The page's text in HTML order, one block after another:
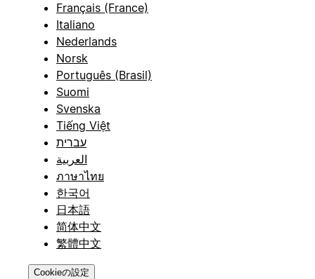
Français (France)
Italiano
Nederlands
Norsk
Português (Brasil)
Suomi
Svenska
Tiếng Việt
עברית
العربية
ภาษาไทย
한국어
日本語
简体中文
繁體中文
Cookieの設定